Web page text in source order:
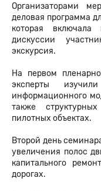
Организаторами
деловая программа
которая
дискуссии
экскурсия.
На первом
эксперты
информационного
также
пилотных объектах.
Второй день
увеличения полос
капитального
дорогах.